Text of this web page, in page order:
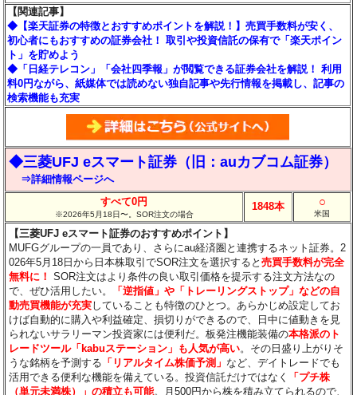
【関連記事】
◆【楽天証券の特徴とおすすめポイントを解説！】売買手数料が安く、
初心者にもおすすめの証券会社！ 取引や投資信託の保有で「楽天ポイン
ト」を貯めよう
◆「日経テレコン」「会社四季報」が閲覧できる証券会社を解説！ 利用
料0円ながら、紙媒体では読めない独自記事や先行情報を掲載し、記事の
検索機能も充実
◆三菱UFJ eスマート証券（旧：auカブコム証券）
⇒詳細情報ページへ
すべて0円
※2026年5月18日〜。SOR注文の場合
1848本 ○
米国
【三菱UFJ eスマート証券のおすすめポイント】
MUFGグループの一員であり、さらにau経済圏と連携するネット証券。2
026年5月18日から日本株取引でSOR注文を選択すると売買手数料が完全
無料に！ SOR注文はより条件の良い取引価格を提示する注文方法なの
で、ぜひ活用したい。
「逆指値」や「トレーリングストップ」などの自
動売買機能が充実していることも特徴のひとつ。あらかじめ設定してお
けば自動的に購入や利益確定、損切りができるので、日中に値動きを見
られないサラリーマン投資家には便利だ。板発注機能装備の本格派のト
レードツール「kabuステーション」も人気が高い。その日盛り上がりそ
うな銘柄を予測する 「リアルタイム株価予測」 など、デイトレードでも
活用できる便利な機能を備えている。投資信託だけではなく
「プチ株
（単元未満株）」の積立も可能。月500円から株を積み立てられるので、